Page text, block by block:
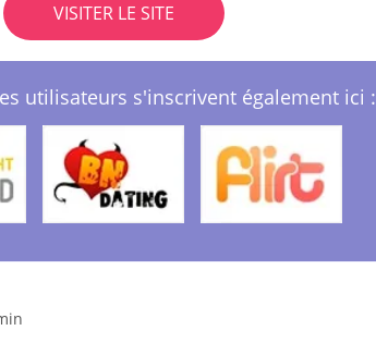
VISITER LE SITE
utilisateurs s'inscrivent également ici :